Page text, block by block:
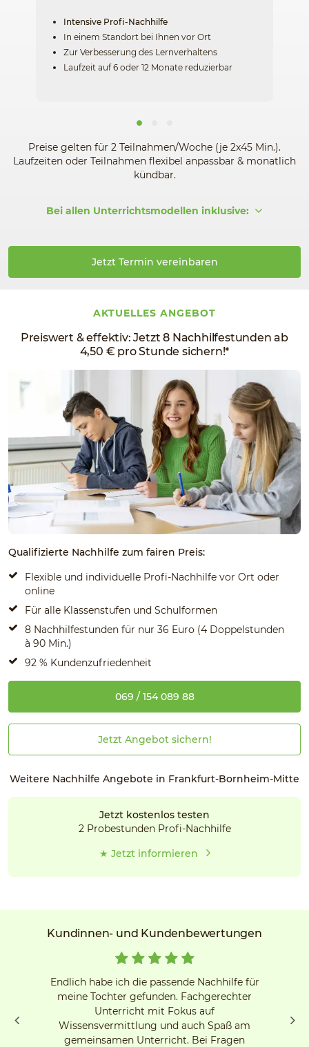
Intensive Profi-Nachhilfe
In einem Standort bei Ihnen vor Ort
Zur Verbesserung des Lernverhaltens
Laufzeit auf 6 oder 12 Monate reduzierbar
Preise gelten für 2 Teilnahmen/Woche (je 2x45 Min.).
Laufzeiten oder Teilnahmen flexibel anpassbar & monatlich
kündbar.
Bei allen Unterrichtsmodellen inklusive:
Jetzt Termin vereinbaren
AKTUELLES ANGEBOT
Preiswert & effektiv: Jetzt 8 Nachhilfestunden ab
4,50 € pro Stunde sichern!*
Qualifizierte Nachhilfe zum fairen Preis:
Flexible und individuelle Profi-Nachhilfe vor Ort oder
online
Für alle Klassenstufen und Schulformen
8 Nachhilfestunden für nur 36 Euro (4 Doppelstunden
à 90 Min.)
92 % Kundenzufriedenheit
069 / 154 089 88
Jetzt Angebot sichern!
Weitere Nachhilfe Angebote in Frankfurt-Bornheim-Mitte
Jetzt kostenlos testen
2 Probestunden Profi-Nachhilfe
★ Jetzt informieren
Kundinnen- und Kundenbewertungen
Endlich habe ich die passende Nachhilfe für
meine Tochter gefunden. Fachgerechter
Unterricht mit Fokus auf
Wissensvermittlung und auch Spaß am
gemeinsamen Unterricht. Bei Fragen